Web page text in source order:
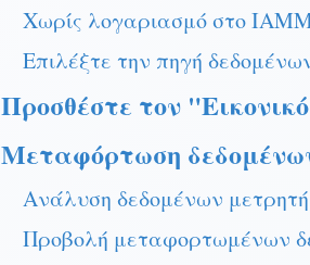
Χωρίς λογαριασμό στο
Επιλέξτε την πηγή
Προσθέστε τον
Μεταφόρτωση
Ανάλυση δεδομένων μετρητή
Προβολή μεταφορτωμένων